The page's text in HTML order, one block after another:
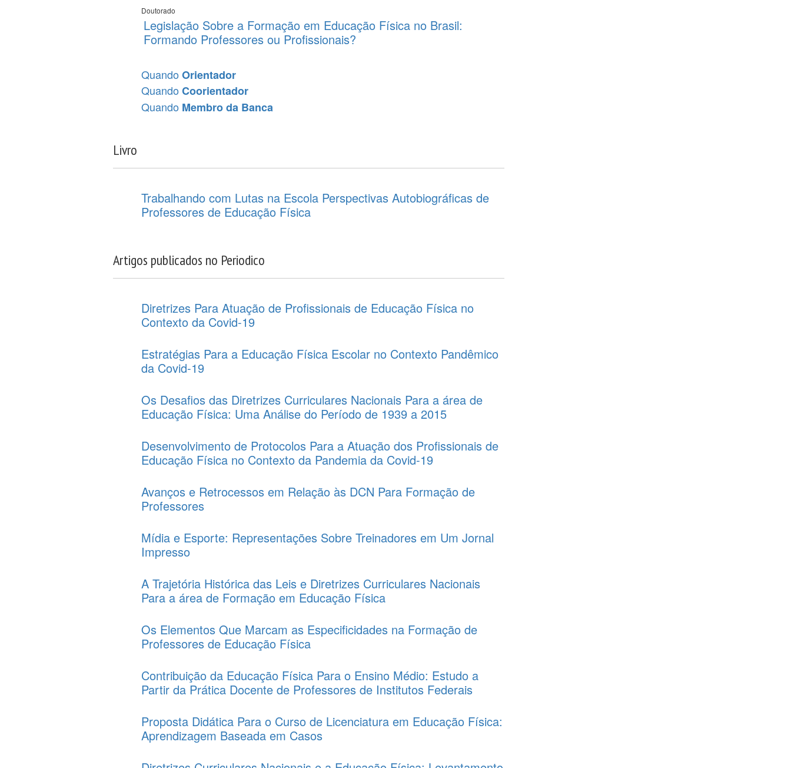
Doutorado
Legislação Sobre a Formação em Educação Física no Brasil:
Formando Professores ou Profissionais?
QuandoOrientador
QuandoCoorientador
Quando Membro da Banca
Livro
Trabalhando com Lutas na Escola Perspectivas Autobiográficas de
Professores de Educação Física
Artigos publicados no Periodico
Diretrizes Para Atuação de Profissionais de Educação Física no
Contexto da Covid-19
Estratégias Para a Educação Física Escolar no Contexto Pandêmico
da Covid-19
Os Desafios das Diretrizes Curriculares Nacionais Para a área de
Educação Física: Uma Análise do Período de 1939 a 2015
Desenvolvimento de Protocolos Para a Atuação dos Profissionais de
Educação Física no Contexto da Pandemia da Covid-19
Avanços e Retrocessos em Relação às DCN Para Formação de
Professores
Mídia e Esporte: Representações Sobre Treinadores em Um Jornal
Impresso
A Trajetória Histórica das Leis e Diretrizes Curriculares Nacionais
Para a área de Formação em Educação Física
Os Elementos Que Marcam as Especificidades na Formação de
Professores de Educação Física
Contribuição da Educação Física Para o Ensino Médio: Estudo a
Partir da Prática Docente de Professores de Institutos Federais
Proposta Didática Para o Curso de Licenciatura em Educação Física:
Aprendizagem Baseada em Casos